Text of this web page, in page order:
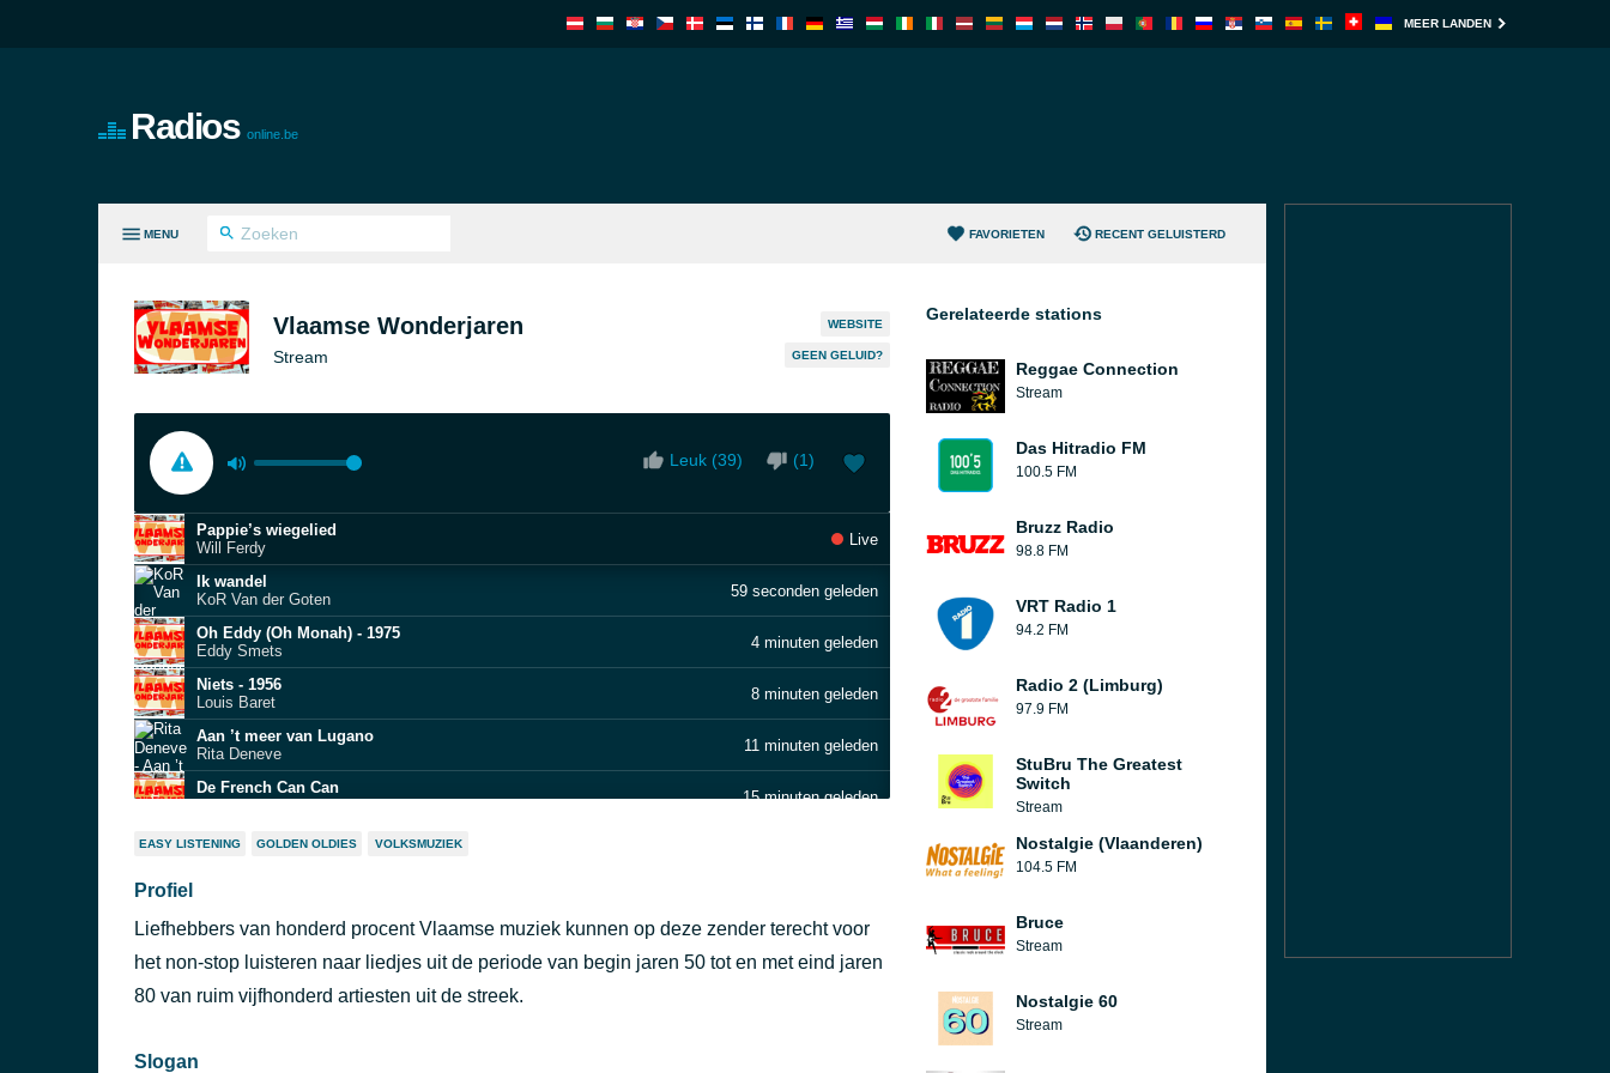
MEER LANDEN
Radios online.be
MENU FAVORIETEN RECENT GELUISTERD
Vlaamse Wonderjaren
Stream
WEBSITE
GEEN GELUID?
Leuk (39) (1)
Pappie’s wiegelied
Will Ferdy
Live
Ik wandel
KoR Van der Goten
59 seconden geleden
Oh Eddy (Oh Monah) - 1975
Eddy Smets
4 minuten geleden
Niets - 1956
Louis Baret
8 minuten geleden
Aan ’t meer van Lugano
Rita Deneve
11 minuten geleden
De French Can Can
15 minuten geleden
Willen of niet - 1973
Kris De Bruyne
29 minuten geleden
Jeannie, My Girl Jeannie
Paul Severs
EASY LISTENING GOLDEN OLDIES VOLKSMUZIEK‎
Profiel
Liefhebbers van honderd procent Vlaamse muziek kunnen op deze zender terecht voor
het non-stop luisteren naar liedjes uit de periode van begin jaren 50 tot en met eind jaren
80 van ruim vijfhonderd artiesten uit de streek.
Slogan
Gerelateerde stations
Reggae Connection
Stream
Das Hitradio FM
100.5 FM
Bruzz Radio
98.8 FM
VRT Radio 1
94.2 FM
Radio 2 (Limburg)
97.9 FM
StuBru The Greatest
Switch
Stream
Nostalgie (Vlaanderen)
104.5 FM
Bruce
Stream
Nostalgie 60
Stream